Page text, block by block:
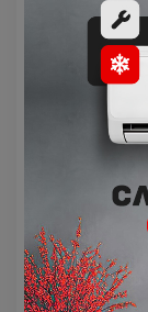
3 -
за 3D
създава